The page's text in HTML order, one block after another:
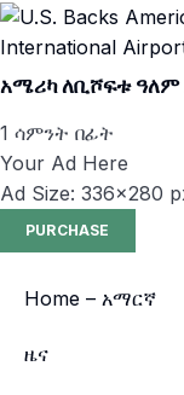
አሜሪካ ለቢሾፍቱ
1 ሳምንት በፊት
Your Ad Here
Ad Size: 336x280
PURCHASE
Home – አማርኛ
ዜና